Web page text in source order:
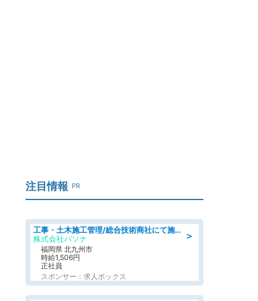
注目情報 PR
＞
工事・土木施工管理/総合技術商社にて施工管理のお仕事/即日勤務可/車通勤可/工事・土木施工管理/生産・品質管理
株式会社パソナ
福岡県 北九州市
時給1,506円
正社員
スポンサー：求人ボックス